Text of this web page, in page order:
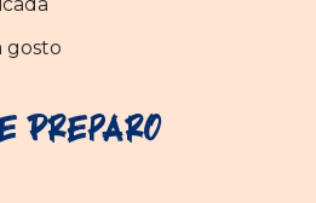
gosto
Preparo